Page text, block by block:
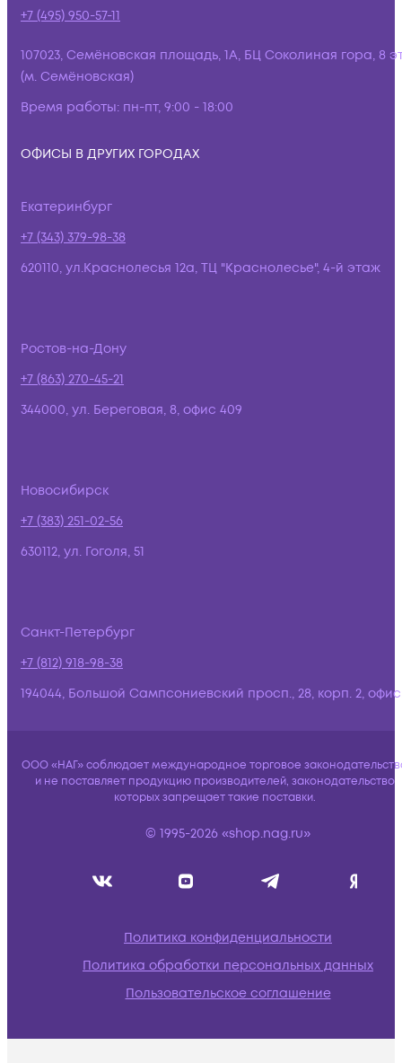
+7 (495) 950-57-11
107023, Семёновская площадь, 1А, БЦ Соколиная гора, 8
(м. Семёновская)
Время работы: пн-пт, 9:00 - 18:00
ОФИСЫ В ДРУГИХ ГОРОДАХ
Екатеринбург
+7 (343) 379-98-38
620110, ул.Краснолесья 12а, ТЦ "Краснолесье", 4-й этаж
Ростов-на-Дону
+7 (863) 270-45-21
344000, ул. Береговая, 8, офис 409
Новосибирск
+7 (383) 251-02-56
630112, ул. Гоголя, 51
Санкт-Петербург
+7 (812) 918-98-38
194044, Большой Сампсониевский просп., 28, корп. 2,
ООО «НАГ» соблюдает международное торговое
и не поставляет продукцию производителей, законодательство
которых запрещает такие поставки.
© 1995-2026 «shop.nag.ru»
Политика конфиденциальности
Политика обработки персональных данных
Пользовательское соглашение